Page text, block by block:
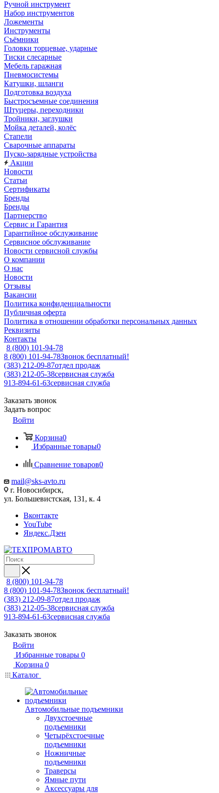
Ручной инструмент
Набор инструментов
Ложементы
Инструменты
Съёмники
Головки торцевые, ударные
Тиски слесарные
Мебель гаражная
Пневмосистемы
Катушки, шланги
Подготовка воздуха
Быстросъемные соединения
Штуцеры, переходники
Тройники, заглушки
Мойка деталей, колёс
Стапели
Сварочные аппараты
Пуско-зарядные устройства
Акции
Новости
Статьи
Сертификаты
Бренды
Бренды
Партнерство
Сервис и Гарантия
Гарантийное обслуживание
Сервисное обслуживание
Новости сервисной службы
О компании
О нас
Новости
Отзывы
Вакансии
Политика конфиденциальности
Публичная оферта
Политика в отношении обработки персональных данных
Реквизиты
Контакты
8 (800) 101-94-78
8 (800) 101-94-78Звонок бесплатный!
(383) 212-09-87отдел продаж
(383) 212-05-38сервисная служба
913-894-61-63сервисная служба
Заказать звонок
Задать вопрос
Войти
Корзина0
Избранные товары0
Сравнение товаров0
mail@sks-avto.ru
г. Новосибирск,
ул. Большевистская, 131, к. 4
Вконтакте
YouTube
Яндекс.Дзен
8 (800) 101-94-78
8 (800) 101-94-78Звонок бесплатный!
(383) 212-09-87отдел продаж
(383) 212-05-38сервисная служба
913-894-61-63сервисная служба
Заказать звонок
Войти
Избранные товары 0
Корзина 0
Каталог
Автомобильные подъемники
Двухстоечные
подъемники
Четырёхстоечные
подъемники
Ножничные
подъемники
Траверсы
Ямные пути
Аксессуары для